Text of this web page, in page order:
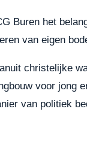
Buren het
van eigen
christelijke
voor jong
van politiek